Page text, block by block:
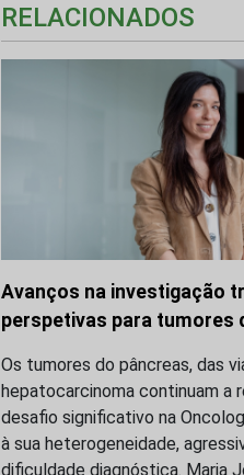
RELACIONADOS
Avanços na investigação
perspetivas para tumores
Os tumores do pâncreas, das
hepatocarcinoma continuam a
desafio significativo na
à sua heterogeneidade,
dificuldade diagnóstica. Maria